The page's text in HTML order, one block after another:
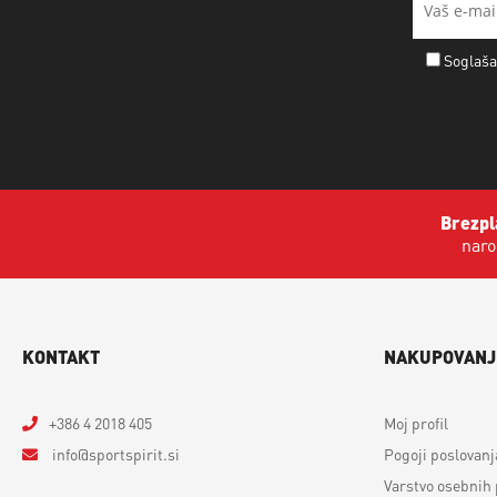
KONTAKT
+386 4 2018 405
info
sportspirit.si
Moj profil
Pogoji
Varstvo osebnih